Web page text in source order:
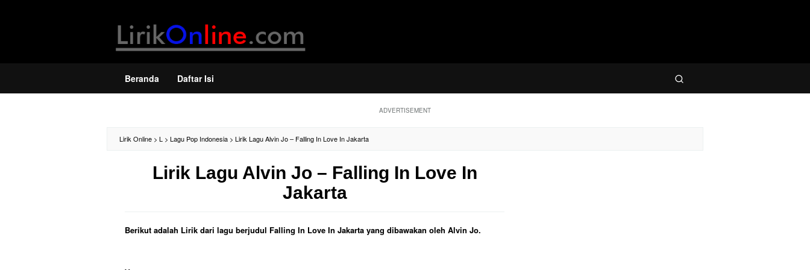
Beranda Daftar Isi
ADVERTISEMENT
Lirik Online > L > Lagu Pop Indonesia > Lirik Lagu Alvin Jo – Falling In Love In Jakarta
Lirik Lagu Alvin Jo – Falling In Love In
Jakarta
Berikut adalah Lirik dari lagu berjudul Falling In Love In Jakarta yang dibawakan oleh Alvin Jo.